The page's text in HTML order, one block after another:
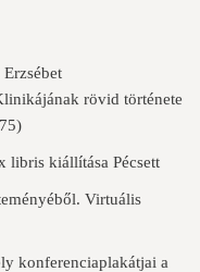
rövid története
libris kiállítása Pécsett
Virtuális
konferenciaplakátjai a